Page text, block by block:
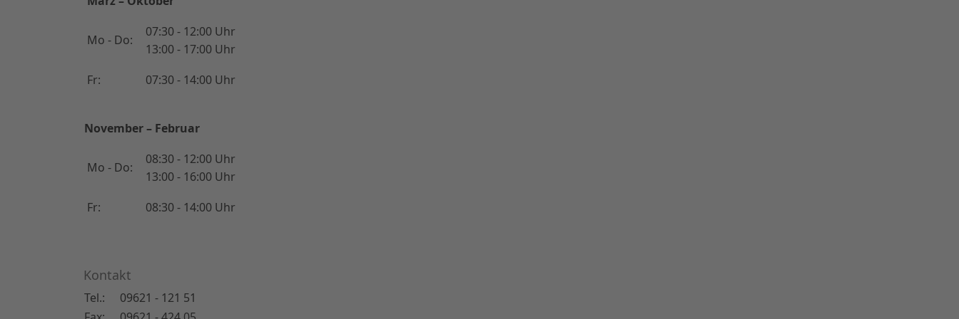
Mo - Do:
07:30 - 12:00 Uhr
13:00 - 17:00 Uhr
Fr:
07:30 - 14:00 Uhr
November – Februar
Mo - Do:
08:30 - 12:00 Uhr
13:00 - 16:00 Uhr
Fr:
08:30 - 14:00 Uhr
Kontakt
Tel.:
09621 - 121 51